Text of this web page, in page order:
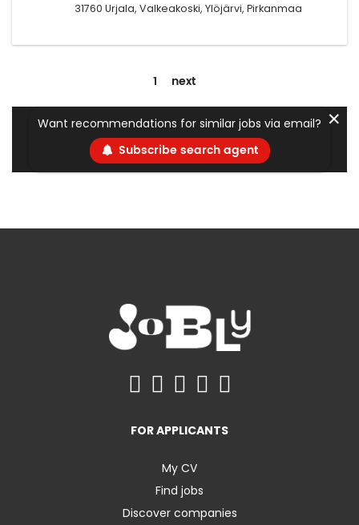
31760 Urjala, Valkeakoski, Ylöjärvi, Pirkanmaa
1 next
Want recommendations for similar jobs via email?
Subscribe search agent
✕
FOR APPLICANTS
My CV
Find jobs
Discover companies